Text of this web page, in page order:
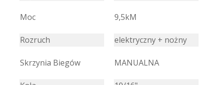
Moc 9,5kM
Rozruch elektryczny + nożny
Skrzynia Biegów MANUALNA